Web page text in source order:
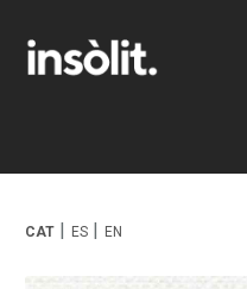
CAT ES EN